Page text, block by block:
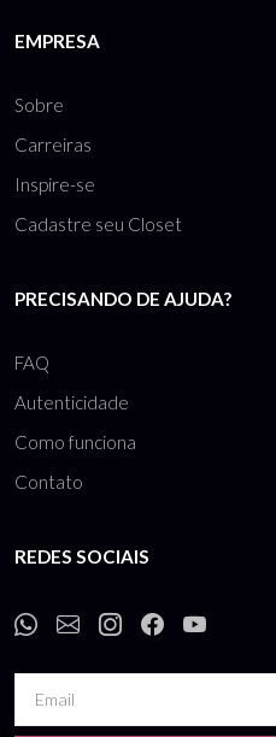
EMPRESA
Sobre
Carreiras
Inspire-se
Cadastre seu Closet
PRECISANDO DE AJUDA?
FAQ
Autenticidade
Como funciona
Contato
REDES SOCIAIS